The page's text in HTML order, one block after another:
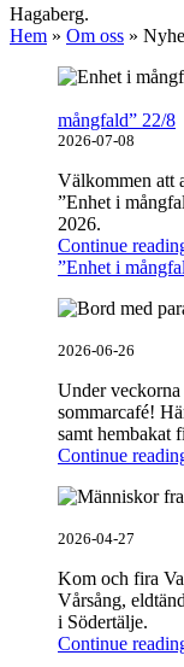
Hagaberg.
Hem » Om oss »
mångfald” 22/8
2026-07-08
Välkommen att
”Enhet i
2026.
Continue
”Enhet i
2026-06-26
Under
sommarcafé!
samt hembakat
Continue
2026-04-27
Kom och fira
Vårsång,
i Södertälje.
Continue